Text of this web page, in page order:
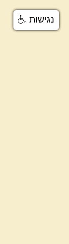
נגישות